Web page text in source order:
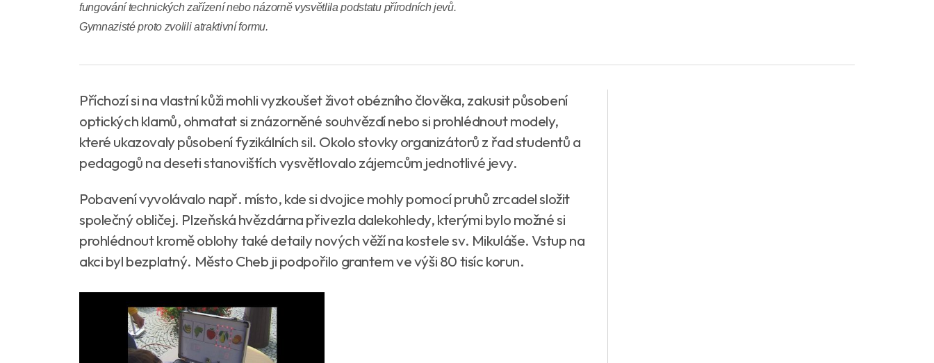
fungování technických zařízení nebo názorně vysvětlila podstatu přírodních jevů.
Gymnazisté proto zvolili atraktivní formu.
Příchozí si na vlastní kůži mohli vyzkoušet život obézního člověka, zakusit působení
optických klamů, ohmatat si znázorněné souhvězdí nebo si prohlédnout modely,
které ukazovaly působení fyzikálních sil. Okolo stovky organizátorů z řad studentů a
pedagogů na deseti stanovištích vysvětlovalo zájemcům jednotlivé jevy.
Pobavení vyvolávalo např. místo, kde si dvojice mohly pomocí pruhů zrcadel složit
společný obličej. Plzeňská hvězdárna přivezla dalekohledy, kterými bylo možné si
prohlédnout kromě oblohy také detaily nových věží na kostele sv. Mikuláše. Vstup na
akci byl bezplatný. Město Cheb ji podpořilo grantem ve výši 80 tisíc korun.